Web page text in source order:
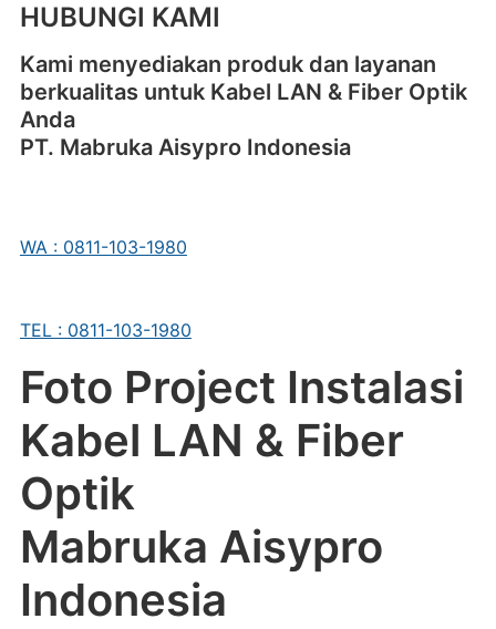
HUBUNGI KAMI
Kami menyediakan produk dan layanan
berkualitas untuk Kabel LAN & Fiber Optik
Anda
PT. Mabruka Aisypro Indonesia
WA : 0811-103-1980
TEL : 0811-103-1980
Foto Project Instalasi
Kabel LAN & Fiber
Optik
Mabruka Aisypro
Indonesia